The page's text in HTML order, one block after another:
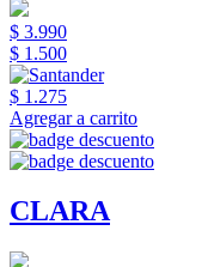
$ 3.990
$ 1.500
$ 1.275
Agregar a carrito
CLARA